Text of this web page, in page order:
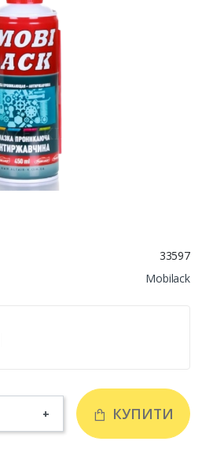
33597
Mobilack
+ КУПИТИ